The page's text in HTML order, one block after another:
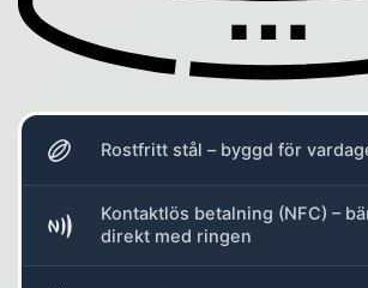
Rostfritt stål – byggd för
Kontaktlös betalning (NFC) –
direkt med ringen